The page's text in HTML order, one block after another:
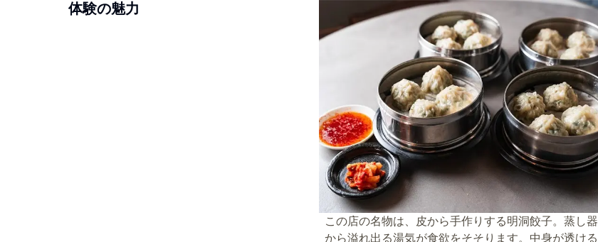
体験の魅力
この店の名物は、皮から手作りする明洞餃子。蒸し器
から溢れ出る湯気が食欲をそそります。中身が透ける